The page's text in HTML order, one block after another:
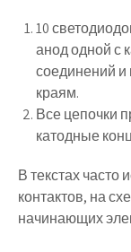
10
анод одной с
соединений и
краям.
Все цепочки
катодные
В текстах часто
контактов, на
начинающих